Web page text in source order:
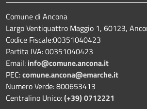
Comune di Ancona
Largo Ventiquattro Maggio 1, 60123,
Codice Fiscale:00351040423
Partita IVA: 00351040423
Email: info@comune.ancona.it
PEC:comune.ancona@emarche.it
Numero Verde: 800653413
Centralino Unico:(+39) 0712221